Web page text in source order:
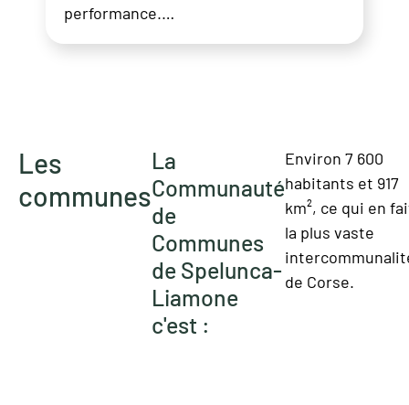
performance.…
Les
communes
La
Communauté
de
Communes
de Spelunca-
Liamone
c'est :
Environ 7 600
habitants et 917
km², ce qui en
la plus vaste
de Corse.